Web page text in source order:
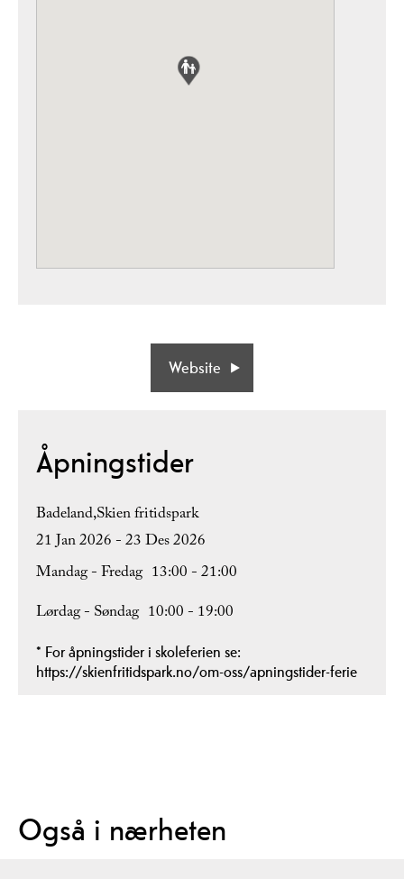
Website
Åpningstider
Badeland,Skien fritidspark
21 Jan 2026 - 23 Des 2026
Mandag - Fredag 13:00 - 21:00
Lørdag - Søndag 10:00 - 19:00
* For åpningstider i skoleferien se:
https://skienfritidspark.no/om-oss/apningstider-ferie
Også i nærheten